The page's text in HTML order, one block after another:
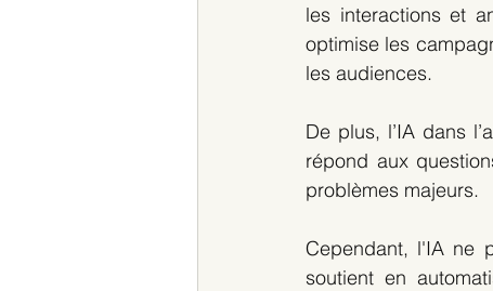
les interactions et
optimise les
les audiences.
De plus, l’IA dans
répond aux
problèmes majeurs.
Cependant, l'IA ne
soutient en